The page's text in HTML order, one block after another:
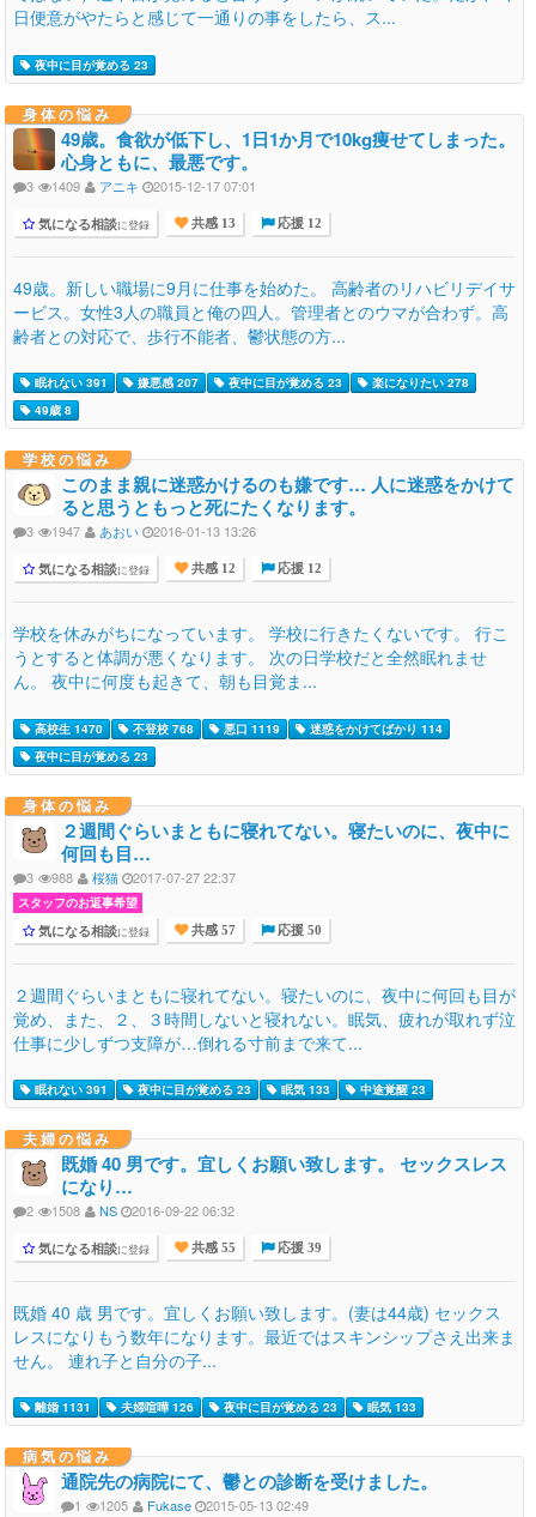
日便意がやたらと感じて一通りの事をしたら、ス...
夜中に目が覚める 23
身体の悩み
49歳。食欲が低下し、1日1か月で10kg痩せてしまった。
心身ともに、最悪です。
3 1409 アニキ 2015-12-17 07:01
気になる相談に登録 共感 13 応援 12
49歳。新しい職場に9月に仕事を始めた。 高齢者のリハビリデイサ
ービス。女性3人の職員と俺の四人。管理者とのウマが合わず。高
齢者との対応で、歩行不能者、鬱状態の方...
眠れない 391 嫌悪感 207 夜中に目が覚める 23
楽になりたい 278
49歳 8
学校の悩み
このまま親に迷惑かけるのも嫌です… 人に迷惑をかけて
ると思うともっと死にたくなります。
3 1947 あおい 2016-01-13 13:26
気になる相談に登録 共感 12 応援 12
学校を休みがちになっています。 学校に行きたくないです。 行こ
うとすると体調が悪くなります。 次の日学校だと全然眠れませ
ん。 夜中に何度も起きて、朝も目覚ま...
高校生 1470 不登校 768 悪口 1119
迷惑をかけてばかり 114
夜中に目が覚める 23
身体の悩み
２週間ぐらいまともに寝れてない。寝たいのに、夜中に
何回も目…
3 988 桜猫 2017-07-27 22:37
スタッフのお返事希望
気になる相談に登録 共感 57 応援 50
２週間ぐらいまともに寝れてない。寝たいのに、夜中に何回も目が
覚め、また、２、３時間しないと寝れない。眠気、疲れが取れず泣
仕事に少しずつ支障が…倒れる寸前まで来て...
眠れない 391 夜中に目が覚める 23 眠気 133 中途覚醒 23
夫婦の悩み
既婚 40 男です。宜しくお願い致します。 セックスレス
になり…
2 1508 NS 2016-09-22 06:32
気になる相談に登録 共感 55 応援 39
既婚 40 歳 男です。宜しくお願い致します。(妻は44歳) セックス
レスになりもう数年になります。最近ではスキンシップさえ出来ま
せん。 連れ子と自分の子...
離婚 1131 夫婦喧嘩 126 夜中に目が覚める 23 眠気 133
病気の悩み
通院先の病院にて、鬱との診断を受けました。
1 1205 Fukase 2015-05-13 02:49